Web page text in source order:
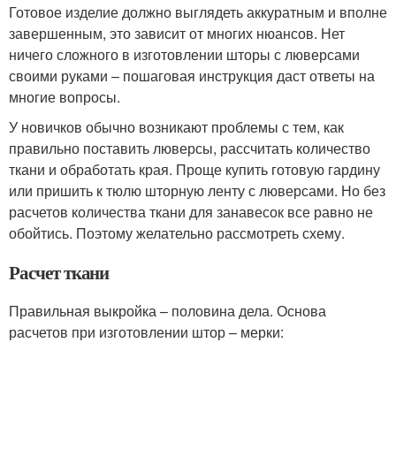
Готовое изделие должно выглядеть аккуратным и вполне
завершенным, это зависит от многих нюансов. Нет
ничего сложного в изготовлении шторы с люверсами
своими руками – пошаговая инструкция даст ответы на
многие вопросы.
У новичков обычно возникают проблемы с тем, как
правильно поставить люверсы, рассчитать количество
ткани и обработать края. Проще купить готовую гардину
или пришить к тюлю шторную ленту с люверсами. Но без
расчетов количества ткани для занавесок все равно не
обойтись. Поэтому желательно рассмотреть схему.
Расчет ткани
Правильная выкройка – половина дела. Основа
расчетов при изготовлении штор – мерки: